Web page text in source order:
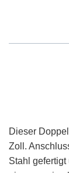
Dieser
Zoll.
Stahl